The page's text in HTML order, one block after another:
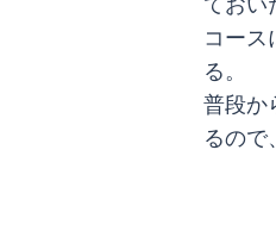
発
コー
る。
普段か
るので